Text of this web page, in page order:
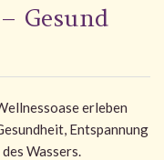
Gesund
erleben
Entspannung
Wassers.